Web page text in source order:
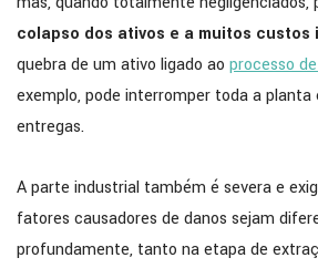
colapso dos ativos e a muitos custos
quebra de um ativo ligado ao processo
exemplo, pode interromper toda a planta
entregas.
A parte industrial também é severa e
fatores causadores de danos sejam
profundamente, tanto na etapa de